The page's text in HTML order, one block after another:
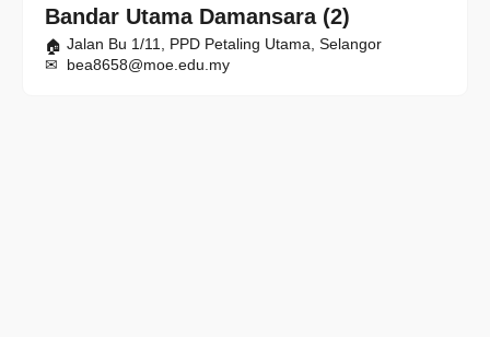
Bandar Utama Damansara (2)
Jalan Bu 1/11, PPD Petaling Utama, Selangor
bea8658@moe.edu.my